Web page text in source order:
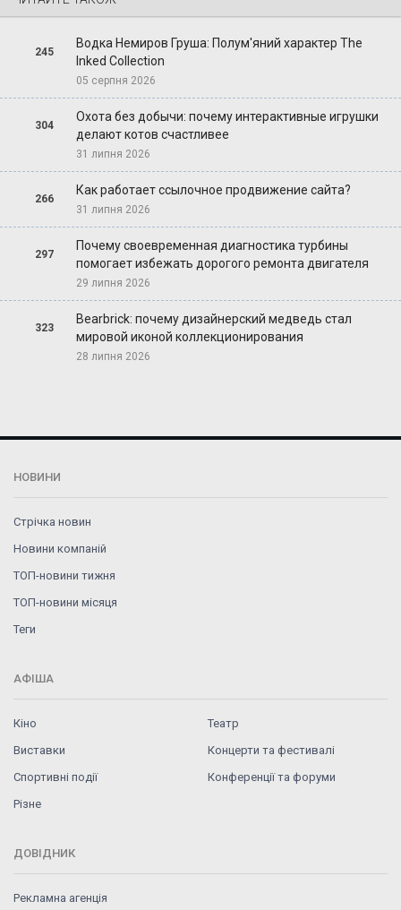
245
Водка Немиров Груша: Полум'яний характер The
Inked Collection
05 серпня 2026
304
Охота без добычи: почему интерактивные игрушки
делают котов счастливее
31 липня 2026
266
Как работает ссылочное продвижение сайта?
31 липня 2026
297
Почему своевременная диагностика турбины
помогает избежать дорогого ремонта двигателя
29 липня 2026
323
Bearbrick: почему дизайнерский медведь стал
мировой иконой коллекционирования
28 липня 2026
НОВИНИ
Стрічка новин
Новини компаній
ТОП-новини тижня
ТОП-новини місяця
Теги
АФІША
Кіно
Театр
Виставки
Концерти та фестивалі
Спортивні події
Конференції та форуми
Різне
ДОВІДНИК
Рекламна агенція